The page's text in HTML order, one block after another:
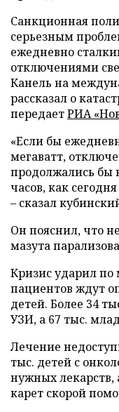
Санкционная
серьезным
ежедневно
отключениями
Канель на
рассказал о
передаетРИА
«Если бы
мегаватт,
продолжались бы
часов, как
– сказал
Он пояснил, что
мазута
Кризис ударил по
пациентов ждут
детей. Более 34
УЗИ, а 67 тыс.
Лечение
тыс. детей с
нужных лекарств,
карет скорой